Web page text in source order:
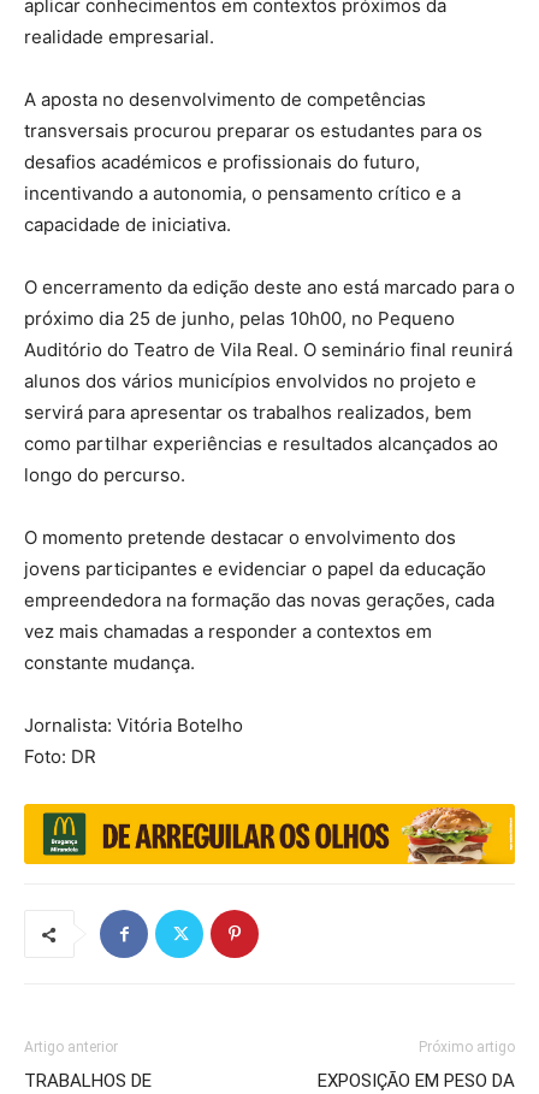
aplicar conhecimentos em contextos próximos da
realidade empresarial.
A aposta no desenvolvimento de competências
transversais procurou preparar os estudantes para os
desafios académicos e profissionais do futuro,
incentivando a autonomia, o pensamento crítico e a
capacidade de iniciativa.
O encerramento da edição deste ano está marcado para o
próximo dia 25 de junho, pelas 10h00, no Pequeno
Auditório do Teatro de Vila Real. O seminário final reunirá
alunos dos vários municípios envolvidos no projeto e
servirá para apresentar os trabalhos realizados, bem
como partilhar experiências e resultados alcançados ao
longo do percurso.
O momento pretende destacar o envolvimento dos
jovens participantes e evidenciar o papel da educação
empreendedora na formação das novas gerações, cada
vez mais chamadas a responder a contextos em
constante mudança.
Jornalista: Vitória Botelho
Foto: DR
Artigo anterior
TRABALHOS DE
Próximo artigo
EXPOSIÇÃO EM PESO DA